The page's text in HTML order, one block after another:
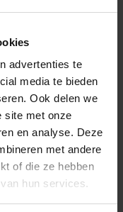
advertenties te
media te bieden
Ook delen we
site met onze
en analyse. Deze
met andere
of die ze hebben
hun services.
mm